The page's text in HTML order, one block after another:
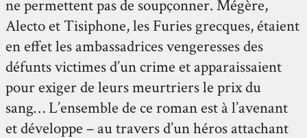
ne permettent pas de soupçonner. Mégère,
Alecto et Tisiphone, les Furies grecques, étaient
en effet les ambassadrices vengeresses des
défunts victimes d’un crime et apparaissaient
pour exiger de leurs meurtriers le prix du
sang… L’ensemble de ce roman est à l’avenant
et développe – au travers d’un héros attachant